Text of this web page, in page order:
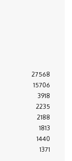
27568
15706
3918
2235
2188
1813
1440
1371